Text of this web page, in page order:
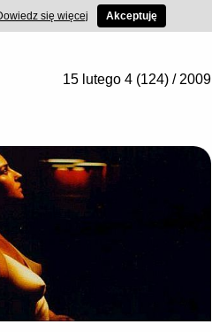
15 lutego 4 (124) / 2009
się więcej Akceptuję